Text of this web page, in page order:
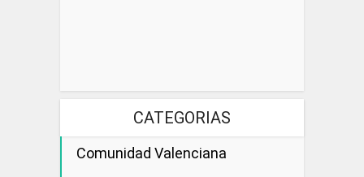
CATEGORIAS
Comunidad Valenciana